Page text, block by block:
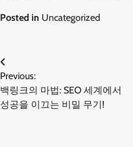
Posted in Uncategorized
글
탐
Previous:
백링크의 마법: SEO 세계에서
성공을 이끄는 비밀 무기!